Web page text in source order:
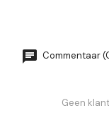
Commentaar
Geen